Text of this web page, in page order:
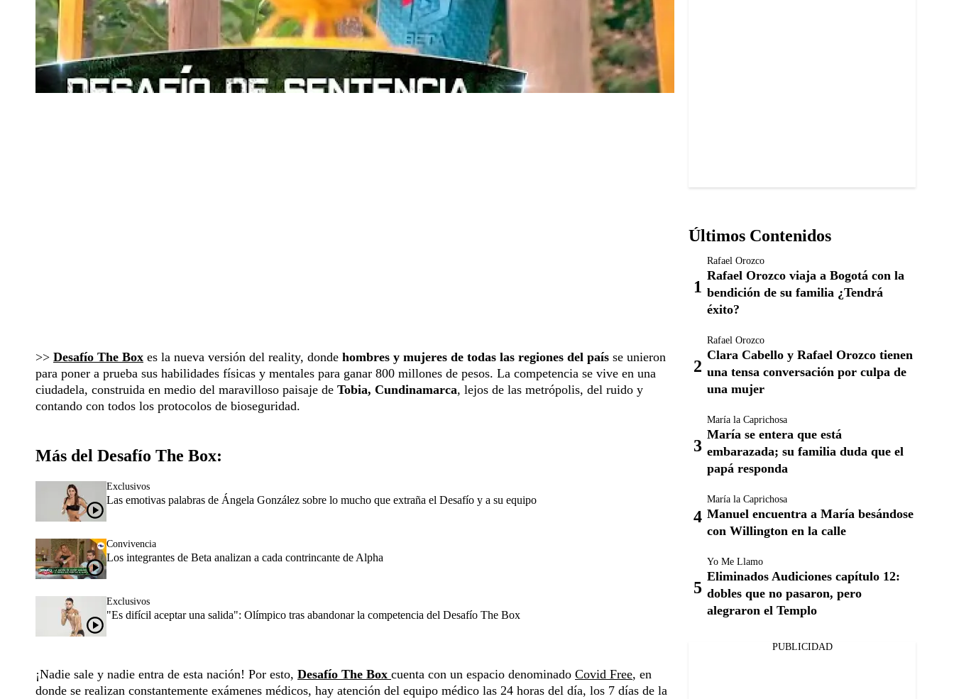
>> Desafío The Box es la nueva versión del reality, donde hombres y mujeres de todas las regiones del país se unieron
para poner a prueba sus habilidades físicas y mentales para ganar 800 millones de pesos. La competencia se vive en una
ciudadela, construida en medio del maravilloso paisaje de Tobia, Cundinamarca, lejos de las metrópolis, del ruido y
contando con todos los protocolos de bioseguridad.
Más del Desafío The Box:
Exclusivos
Las emotivas palabras de Ángela González sobre lo mucho que extraña el Desafío y a su equipo
Convivencia
Los integrantes de Beta analizan a cada contrincante de Alpha
Exclusivos
"Es difícil aceptar una salida": Olímpico tras abandonar la competencia del Desafío The Box
¡Nadie sale y nadie entra de esta nación! Por esto, Desafío The Box cuenta con un espacio denominado Covid Free, en
donde se realizan constantemente exámenes médicos, hay atención del equipo médico las 24 horas del día, los 7 días de la
Últimos Contenidos
Rafael Orozco
Rafael Orozco viaja a Bogotá con la
bendición de su familia ¿Tendrá
éxito?
Rafael Orozco
Clara Cabello y Rafael Orozco tienen
una tensa conversación por culpa de
una mujer
María la Caprichosa
María se entera que está
embarazada; su familia duda que el
papá responda
María la Caprichosa
Manuel encuentra a María besándose
con Willington en la calle
Yo Me Llamo
Eliminados Audiciones capítulo 12:
dobles que no pasaron, pero
alegraron el Templo
PUBLICIDAD